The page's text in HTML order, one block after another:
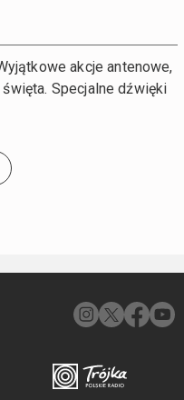
akcje antenowe,
Specjalne dźwięki